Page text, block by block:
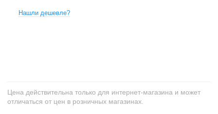
Нашли дешевле?
Цена действительна только для интернет-магазина и может
отличаться от цен в розничных магазинах.